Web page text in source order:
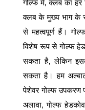
गोल्फ में, क्लब का हर
क्लब के मुख्य भाग के
से महत्वपूर्ण हैं।
विशेष रूप से गोल्फ हेड
सकता है, लेकिन
सकता है। हम
पेशेवर गोल्फ
अलावा, गोल्फ